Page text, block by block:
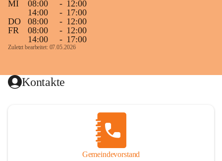
MI
08:00 - 12:00
14:00
- 17:00
DO
08:00 - 12:00
FR
08:00 - 12:00
14:00
- 17:00
Zuletzt bearbeitet: 07.05.2026
Kontakte
Gemeindevorstand